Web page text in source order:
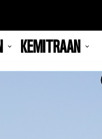
KEMITRAAN